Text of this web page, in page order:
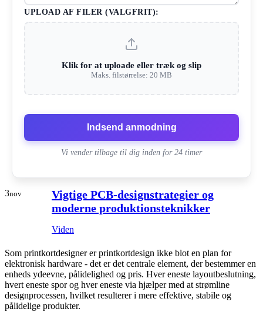
UPLOAD AF FILER (VALGFRIT):
Klik for at uploade eller træk og slip
Maks. filstørrelse: 20 MB
Indsend anmodning
Vi vender tilbage til dig inden for 24 timer
3nov
Vigtige PCB-designstrategier og
moderne produktionsteknikker
Viden
Som printkortdesigner er printkortdesign ikke blot en plan for
elektronisk hardware - det er det centrale element, der bestemmer en
enheds ydeevne, pålidelighed og pris. Hver eneste layoutbeslutning,
hvert eneste spor og hver eneste via hjælper med at strømline
designprocessen, hvilket resulterer i mere effektive, stabile og
pålidelige produkter.